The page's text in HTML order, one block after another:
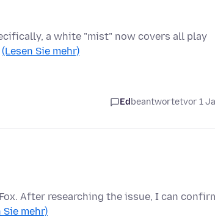
a white "mist" now covers all play
(Lesen Sie mehr)
Ed beantwortetvor 1
After researching the issue, I can
Sie mehr)